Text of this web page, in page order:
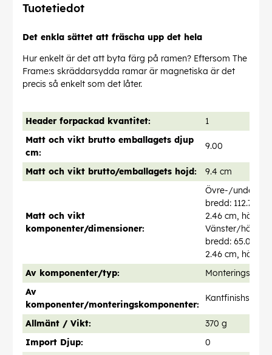
Tuotetiedot
Det enkla sättet att fräscha upp det hela
Hur enkelt är det att byta färg på ramen? Eftersom The
Frame:s skräddarsydda ramar är magnetiska är det
precis så enkelt som det låter.
Header forpackad kvantitet:
1
Matt och vikt brutto emballagets djup
cm:
9.00
Matt och vikt brutto/emballagets hojd: 9.4 cm
Matt och vikt
komponenter/dimensioner:
Övre-/
bredd: 112.74
2.46 cm, höjd:
Vänster/höger
bredd: 65.02
2.46 cm, höjd:
Av komponenter/typ:
Av
komponenter/monteringskomponenter:
Kantfinishsats
Allmänt / Vikt:
370 g
Import Djup:
0